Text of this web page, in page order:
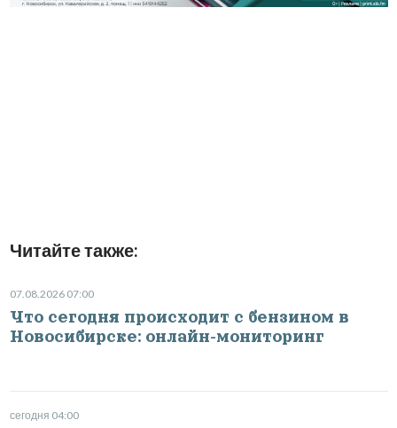
Читайте также:
07.08.2026 07:00
Что сегодня происходит с бензином в
Новосибирске: онлайн-мониторинг
сегодня 04:00